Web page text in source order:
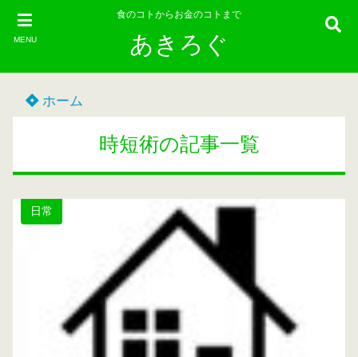
MENU
食のコトからお金のコトまで
あきろぐ
ホーム
時短術の記事一覧
日常